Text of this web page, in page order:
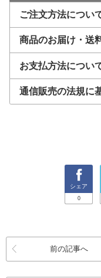
ご注文方法につい
商品のお届け・送
お支払方法につい
通信販売の法規に
シェア
0
前の記事へ